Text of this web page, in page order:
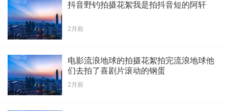
抖音野钓拍摄花絮我是拍抖音短的阿轩
2月前
电影流浪地球的拍摄花絮拍完流浪地球他
们去拍了喜剧片滚动的钢蛋
2月前